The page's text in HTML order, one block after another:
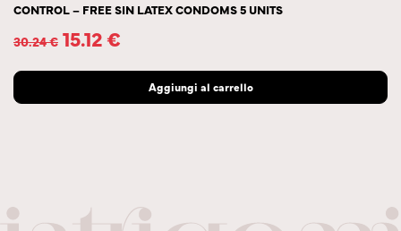
CONTROL – FREE SIN LATEX CONDOMS 5 UNITS
30.24€ 15.12€
Aggiungi al carrello